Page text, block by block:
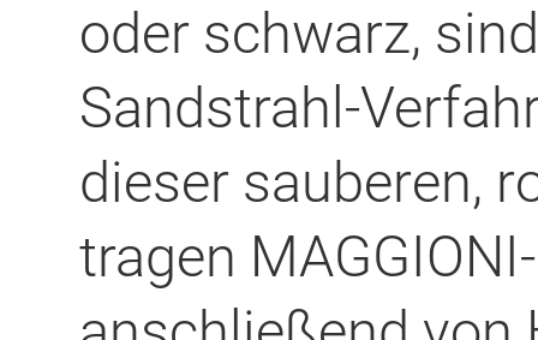
oder schwarz,
Sandstrahl-
dieser sauberen,
tragen